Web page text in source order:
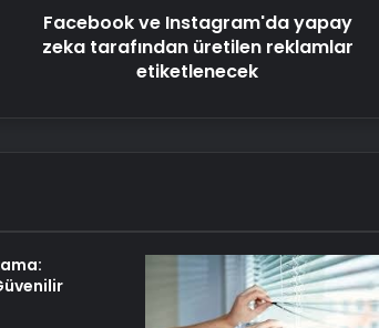
Metro İnternet Nedir ve Nasıl Seçilir
Ortopodoloji İle Diyabetik Ayak
Facebook ve Instagram'da yapay
zeka tarafından üretilen reklamlar
etiketlenecek